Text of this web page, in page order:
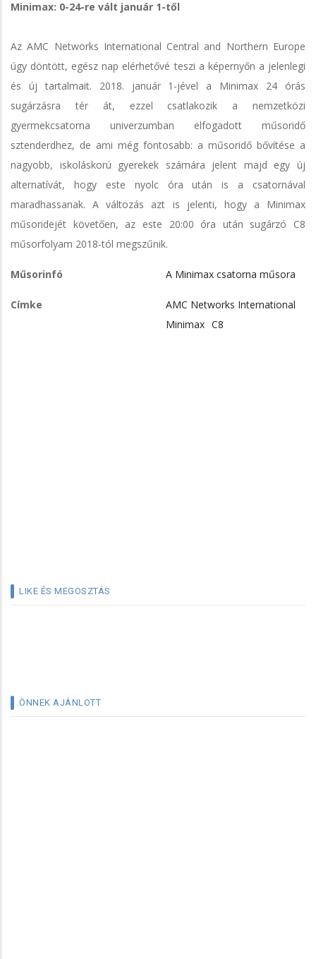
Minimax: 0-24-re vált január 1-től
Az AMC Networks International Central and Northern Europe
úgy döntött, egész nap elérhetővé teszi a képernyőn a jelenlegi
és új tartalmait. 2018. január 1-jével a Minimax 24 órás
sugárzásra tér át, ezzel csatlakozik a nemzetközi
gyermekcsatorna univerzumban elfogadott műsoridő
sztenderdhez, de ami még fontosabb: a műsoridő bővítése a
nagyobb, iskoláskorú gyerekek számára jelent majd egy új
alternatívát, hogy este nyolc óra után is a csatornával
maradhassanak. A változás azt is jelenti, hogy a Minimax
műsoridejét követően, az este 20:00 óra után sugárzó C8
műsorfolyam 2018-tól megszűnik.
Műsorinfó A Minimax csatorna műsora
Címke
AMC Networks International
Minimax C8
LIKE ÉS MEGOSZTÁS
ÖNNEK AJÁNLOTT